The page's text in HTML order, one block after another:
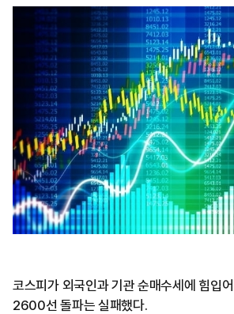
코스피가 외국인과 기관 순매수세에 힘입
2600선 돌파는 실패했다.